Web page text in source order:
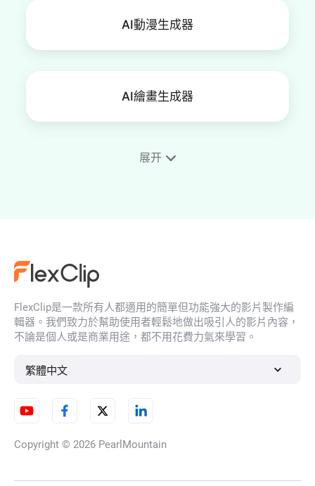
AI動漫生成器
AI繪畫生成器
AI 人臉產生器
展开
FlexClip是一款所有人都適用的簡單但功能強大的影片製作編
輯器。我們致力於幫助使用者輕鬆地做出吸引人的影片內容，
不論是個人或是商業用途，都不用花費力氣來學習。
繁體中文
Copyright © 2026 PearlMountain